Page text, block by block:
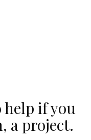
help if you
a project.